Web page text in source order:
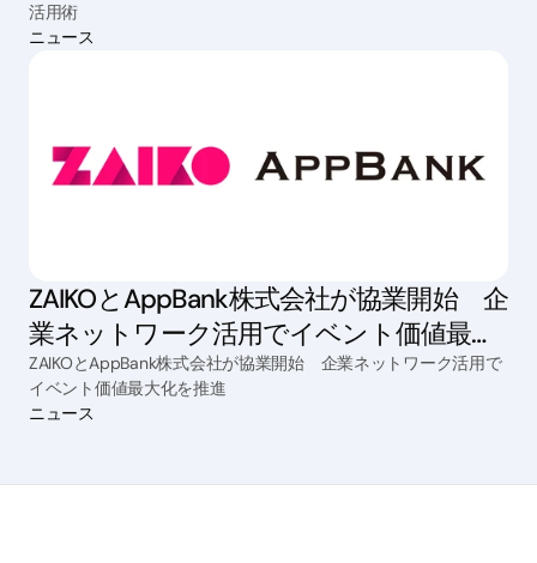
活用術
ニュース
ZAIKOとAppBank株式会社が協業開始 企
業ネットワーク活用でイベント価値最大
化を推進
ZAIKOとAppBank株式会社が協業開始 企業ネットワーク活用で
イベント価値最大化を推進
ニュース